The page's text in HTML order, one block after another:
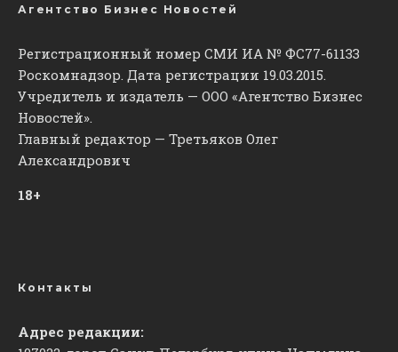
Агентство Бизнес Новостей
Регистрационный номер СМИ ИА № ФС77-61133
Роскомнадзор. Дата регистрации 19.03.2015.
Учредитель и издатель — ООО «Агентство Бизнес
Новостей».
Главный редактор — Третьяков Олег
Александрович
18+
Контакты
Адрес редакции: